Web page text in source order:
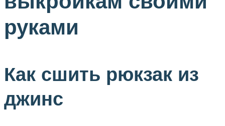
руками
Как сшить рюкзак из
джинс